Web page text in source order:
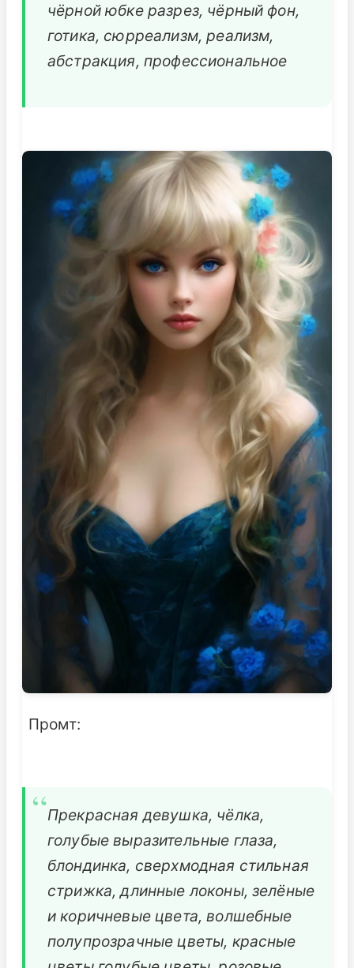
чёрной юбке разрез, чёрный фон,
готика, сюрреализм, реализм,
абстракция, профессиональное
Промт:
Прекрасная девушка, чёлка,
голубые выразительные глаза,
блондинка, сверхмодная стильная
стрижка, длинные локоны, зелёные
и коричневые цвета, волшебные
полупрозрачные цветы, красные